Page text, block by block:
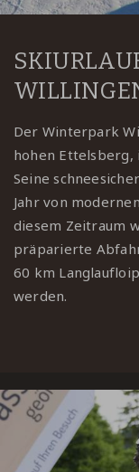
Der Winterpark
hohen Ettelsberg,
Seine
Jahr von
diesem Zeitraum
präparierte
60 km
werden.